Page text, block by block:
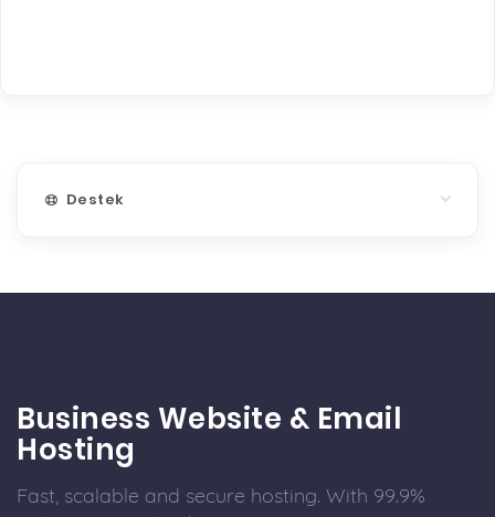
Destek
Business Website & Email
Hosting
Fast, scalable and secure hosting. With 99.9%